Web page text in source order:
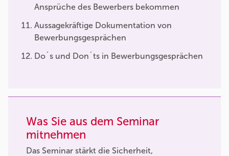
Ansprüche des Bewerbers bekommen
Aussagekräftige Dokumentation von
Bewerbungsgesprächen
Do´s und Don´ts in Bewerbungsgesprächen
Was Sie aus dem Seminar
mitnehmen
Das Seminar stärkt die Sicherheit,